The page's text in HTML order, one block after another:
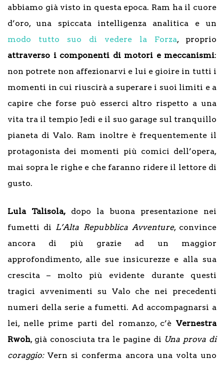
abbiamo già visto in questa epoca. Ram ha il cuore
d’oro, una spiccata intelligenza analitica e un
modo tutto suo di vedere la Forza, proprio
attraverso i componenti di motori e meccanismi:
non potrete non affezionarvi e lui e gioire in tutti i
momenti in cui riuscirà a superare i suoi limiti e a
capire che forse può esserci altro rispetto a una
vita tra il tempio Jedi e il suo garage sul tranquillo
pianeta di Valo. Ram inoltre è frequentemente il
protagonista dei momenti più comici dell’opera,
mai sopra le righe e che faranno ridere il lettore di
gusto.
Lula Talisola, dopo la buona presentazione nei
fumetti di L’Alta Repubblica Avventure, convince
ancora di più grazie ad un maggior
approfondimento, alle sue insicurezze e alla sua
crescita – molto più evidente durante questi
tragici avvenimenti su Valo che nei precedenti
numeri della serie a fumetti. Ad accompagnarsi a
lei, nelle prime parti del romanzo, c’è Vernestra
Rwoh, già conosciuta tra le pagine di Una prova di
coraggio:Vern si conferma ancora una volta uno